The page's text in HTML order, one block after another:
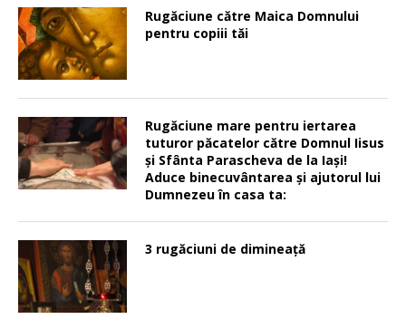
Rugăciune către Maica Domnului
pentru copiii tăi
Rugăciune mare pentru iertarea
tuturor păcatelor către Domnul Iisus
şi Sfânta Parascheva de la Iaşi!
Aduce binecuvântarea şi ajutorul lui
Dumnezeu în casa ta:
3 rugăciuni de dimineață